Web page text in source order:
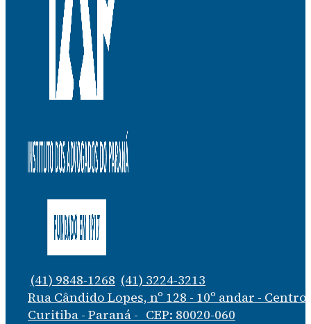
(41) 9848-1268 (41) 3224-3213
Rua Cândido Lopes, nº 128 - 10º andar - Centro
Curitiba - Paraná - CEP: 80020-060